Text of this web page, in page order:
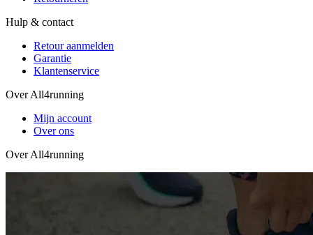
Hulp & contact
Retour aanmelden
Garantie
Klantenservice
Over All4running
Mijn account
Over ons
Over All4running